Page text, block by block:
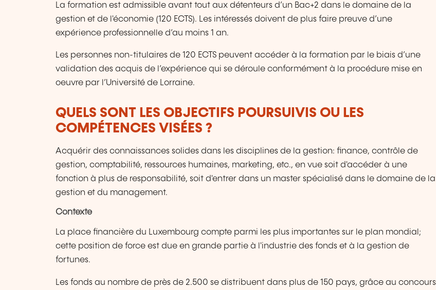
La formation est admissible avant tout aux détenteurs d’un Bac+2 dans le domaine de la
gestion et de l'économie (120 ECTS). Les intéressés doivent de plus faire preuve d’une
expérience professionnelle d’au moins 1 an.
Les personnes non-titulaires de 120 ECTS peuvent accéder à la formation par le biais d’une
validation des acquis de l’expérience qui se déroule conformément à la procédure mise en
oeuvre par l’Université de Lorraine.
QUELS SONT LES OBJECTIFS POURSUIVIS OU LES
COMPÉTENCES VISÉES ?
Acquérir des connaissances solides dans les disciplines de la gestion: finance, contrôle de
gestion, comptabilité, ressources humaines, marketing, etc., en vue soit d'accéder à une
fonction à plus de responsabilité, soit d'entrer dans un master spécialisé dans le domaine de la
gestion et du management.
Contexte
La place financière du Luxembourg compte parmi les plus importantes sur le plan mondial;
cette position de force est due en grande partie à l'industrie des fonds et à la gestion de
fortunes.
Les fonds au nombre de près de 2.500 se distribuent dans plus de 150 pays, grâce au concours